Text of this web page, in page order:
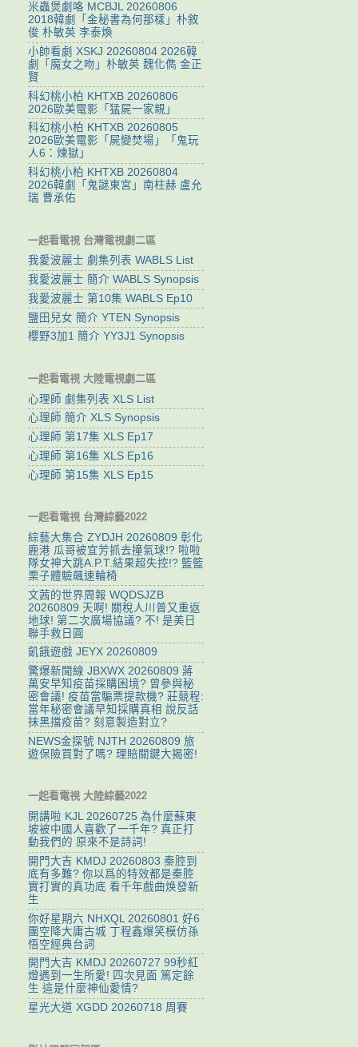
米蟲煲劇咯 MCBJL 20260806
2018韓劇「金秘書為何那樣」朴敘
俊 朴敏英 李泰煥
小帥看劇 XSKJ 20260804 2026韓
劇「魔女之吻」朴敏英 魏化儁 金正
賢
科幻桃小柏 KHTXB 20260806
2026歐美電影「猛屍一家親」
科幻桃小柏 KHTXB 20260805
2026歐美電影「屍變焚場」「鬼玩
人6：煉獄」
科幻桃小柏 KHTXB 20260804
2026韓劇「鬼謎東宮」南柱赫 盧允
瑞 曹承佑
一起看電視 台灣電視劇二區
我愛波麗士 劇集列表 WABLS List
我愛波麗士 簡介 WABLS Synopsis
我愛波麗士 第10集 WABLS Ep10
鹽田兒女 簡介 YTEN Synopsis
櫻野3加1 簡介 YY3J1 Synopsis
一起看電視 大陸電視劇二區
心理師 劇集列表 XLS List
心理師 簡介 XLS Synopsis
心理師 第17集 XLS Ep17
心理師 第16集 XLS Ep16
心理師 第15集 XLS Ep15
一起看電視 台灣綜藝2022
綜藝大集合 ZYDJH 20260809 彰化
鹿港 瓜哥被宜芳抓去撞氣球!? 啦啦
隊女神大跳A.P.T.結果超失控!? 籃籃
栗子體驗飆速輪椅
文茜的世界周報 WQDSJZB
20260809 天啊! 關稅人川普又重返
地球! 第二次廣場協議? 不! 是美日
聯手救日圓
飢餓遊戲 JEYX 20260809
驚爆新聞線 JBXWX 20260809 蔣
萬安早知疫苗採購困境? 曾參與秘
密會議! 疫苗當騙票提款機? 莊競程:
當年秘密會議早知採購真相 說反話
抹黑擋疫苗? 刻意製造對立?
NEWS金探號 NJTH 20260809 旅
遊保險買對了嗎? 理賠關鍵大揭密!
一起看電視 大陸綜藝2022
開講啦 KJL 20260725 為什麼蘇東
坡被中國人喜歡了一千年? 真正打
動我們的 原來不是詩詞!
開門大吉 KMDJ 20260803 秦腔到
底有多難? 你以爲的特效都是秦腔
實打實的真功底 看千年戲曲焕發新
生
你好星期六 NHXQL 20260801 好6
團空降大庸古城 丁程鑫爆笑模仿孫
悟空經典台詞
開門大吉 KMDJ 20260727 99秒紅
燈遇到一生所愛! 四次見面 篤定餘
生 這是什麼神仙愛情?
星光大道 XGDD 20260718 周賽